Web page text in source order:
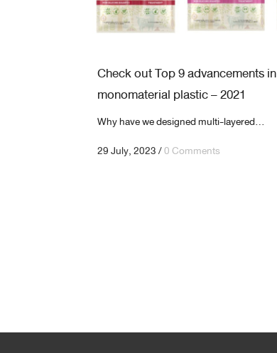
Check out Top 9 advancements in
monomaterial plastic – 2021
Why have we designed multi-layered...
29 July, 2023/0 Comments